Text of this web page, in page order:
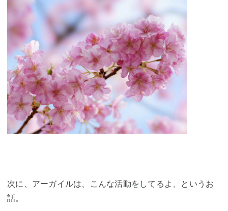
次に、アーガイルは、こんな活動をしてるよ、というお
話。